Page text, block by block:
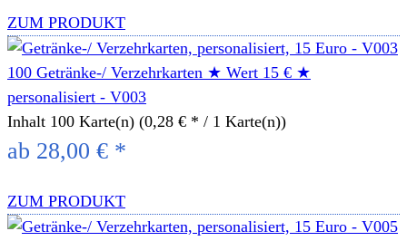
ZUM PRODUKT
100 Getränke-/ Verzehrkarten ★ Wert 15 € ★
personalisiert - V003
Inhalt 100 Karte(n) (0,28 € * / 1 Karte(n))
ab 28,00 € *
ZUM PRODUKT